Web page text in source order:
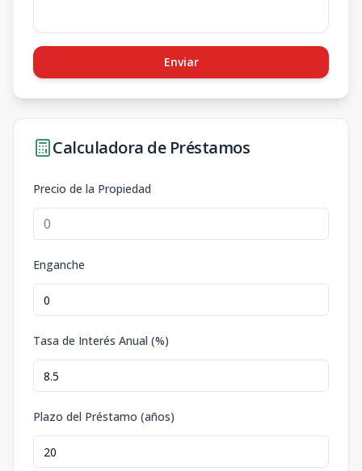
Enviar
Calculadora de Préstamos
Precio de la Propiedad
Enganche
Tasa de Interés Anual (%)
Plazo del Préstamo (años)